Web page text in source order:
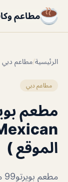
مطاعم
الرئيسية/مطاعم دبي
مطاعم دبي
الموقع )